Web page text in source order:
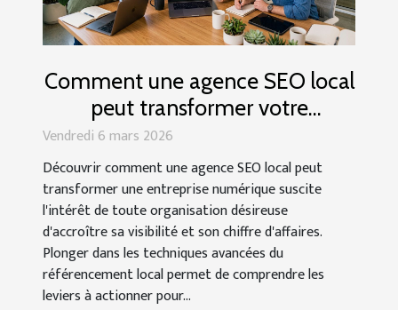
Comment une agence SEO local
peut transformer votre
entreprise numérique
Vendredi 6 mars 2026
Découvrir comment une agence SEO local peut
transformer une entreprise numérique suscite
l'intérêt de toute organisation désireuse
d'accroître sa visibilité et son chiffre d'affaires.
Plonger dans les techniques avancées du
référencement local permet de comprendre les
leviers à actionner pour...